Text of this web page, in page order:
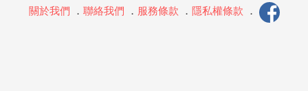
關於我們 ． 聯絡我們 ． 服務條款 ． 隱私權條款 ．